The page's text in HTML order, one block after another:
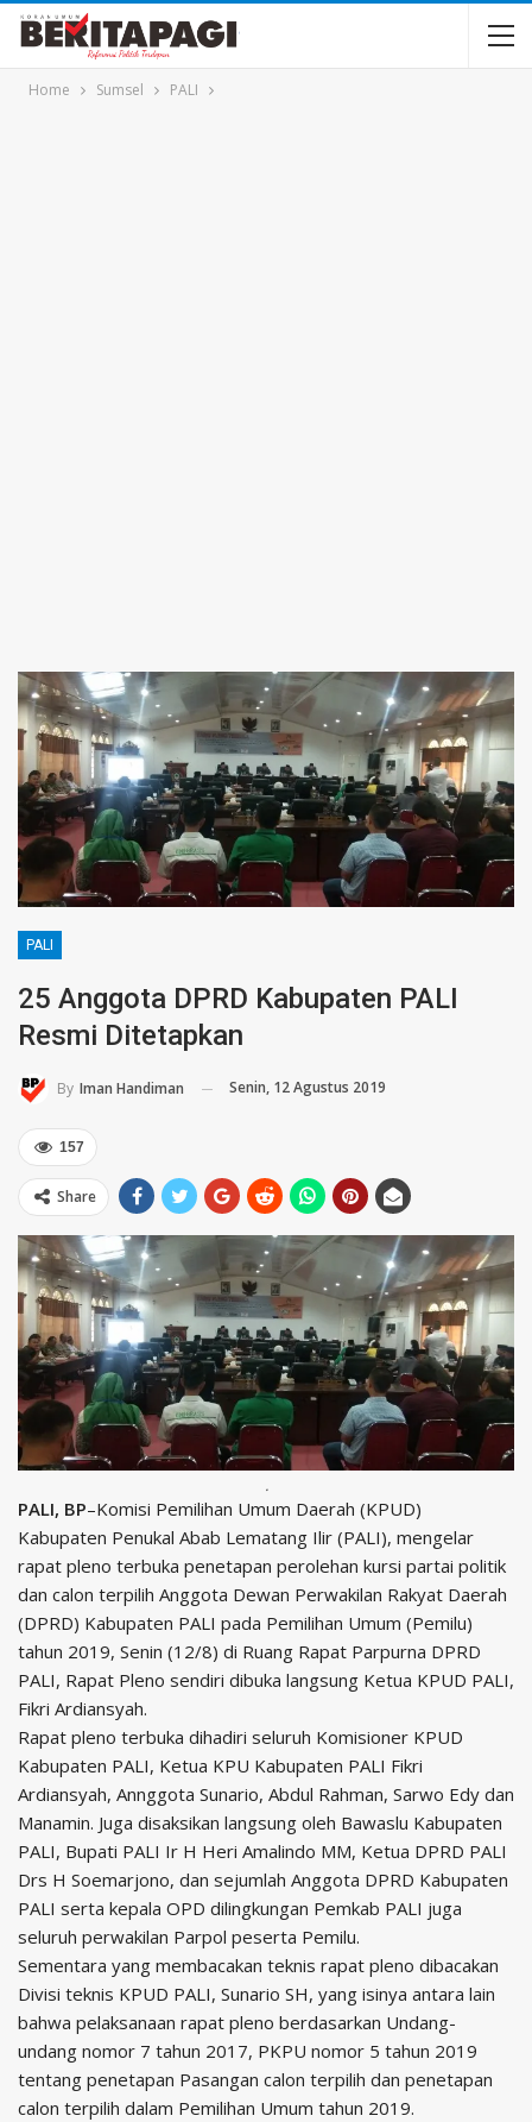
Home Sumsel PALI
PALI
25 Anggota DPRD Kabupaten PALI
Resmi Ditetapkan
By Iman Handiman Senin, 12 Agustus 2019
157
Share
.
PALI, BP–Komisi Pemilihan Umum Daerah (KPUD)
Kabupaten Penukal Abab Lematang Ilir (PALI), mengelar
rapat pleno terbuka penetapan perolehan kursi partai politik
dan calon terpilih Anggota Dewan Perwakilan Rakyat Daerah
(DPRD) Kabupaten PALI pada Pemilihan Umum (Pemilu)
tahun 2019, Senin (12/8) di Ruang Rapat Parpurna DPRD
PALI, Rapat Pleno sendiri dibuka langsung Ketua KPUD PALI,
Fikri Ardiansyah.
Rapat pleno terbuka dihadiri seluruh Komisioner KPUD
Kabupaten PALI, Ketua KPU Kabupaten PALI Fikri
Ardiansyah, Annggota Sunario, Abdul Rahman, Sarwo Edy dan
Manamin. Juga disaksikan langsung oleh Bawaslu Kabupaten
PALI, Bupati PALI Ir H Heri Amalindo MM, Ketua DPRD PALI
Drs H Soemarjono, dan sejumlah Anggota DPRD Kabupaten
PALI serta kepala OPD dilingkungan Pemkab PALI juga
seluruh perwakilan Parpol peserta Pemilu.
Sementara yang membacakan teknis rapat pleno dibacakan
Divisi teknis KPUD PALI, Sunario SH, yang isinya antara lain
bahwa pelaksanaan rapat pleno berdasarkan Undang-
undang nomor 7 tahun 2017, PKPU nomor 5 tahun 2019
tentang penetapan Pasangan calon terpilih dan penetapan
calon terpilih dalam Pemilihan Umum tahun 2019.